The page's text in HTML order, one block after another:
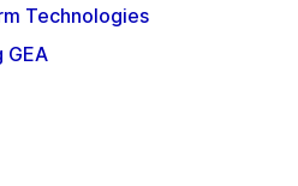
Technologies
GEA